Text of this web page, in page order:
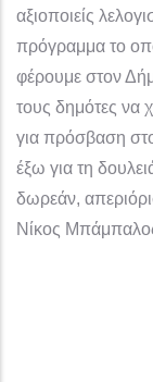
αξιοποιείς
πρόγραμμα το
φέρουμε στον
τους δημότες να
για πρόσβαση
έξω για τη
δωρεάν,
Νίκος